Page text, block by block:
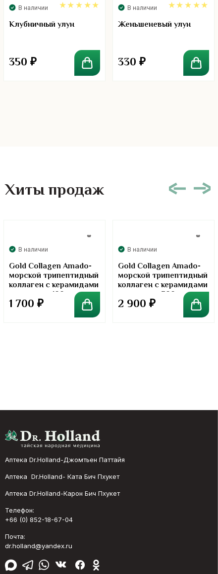
В наличии
5.00
Клубничный улун
350 ₽
В наличии
5.00
Женьшеневый улун
330 ₽
Хиты продаж
В наличии
Gold Collagen Amado-
морской трипептидный
коллаген с керамидами
в порошке. 100 грамм
1 700 ₽
В наличии
Gold Collagen Amado-
морской трипептидный
коллаген с керамидами
в порошке. 300 грамм
2 900 ₽
Аптека Dr.Holland-Джомтьен Паттайя
Аптека Dr.Holland- Ката Бич Пхукет
Аптека Dr.Holland-Карон Бич Пхукет
Телефон:
+66 (0) 852-18-67-04
Почта:
dr.holland@yandex.ru